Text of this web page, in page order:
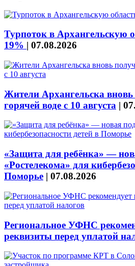
Турпоток в Архангельскую
19% | 07.08.2026
Жители Архангельска вновь
горячей воде с 10 августа |
«Защита для ребёнка» —
«Ростелекома» для
Поморье | 07.08.2026
Региональное УФНС
реквизиты перед уплатой